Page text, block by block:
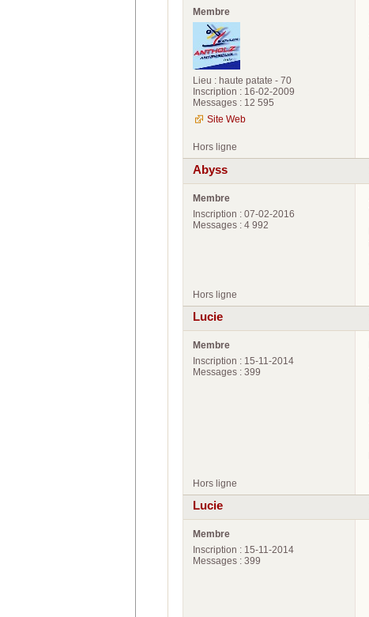
Membre
Lieu : haute patate - 70
Inscription : 16-02-2009
Messages : 12 595
Site Web
Hors ligne
Abyss
Membre
Inscription : 07-02-2016
Messages : 4 992
Hors ligne
Lucie
Membre
Inscription : 15-11-2014
Messages : 399
Hors ligne
Lucie
Membre
Inscription : 15-11-2014
Messages : 399